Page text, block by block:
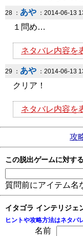
28 ： あや ：2014-06-13
１問め…
ネタバレ内容を
29 ： あや ：2014-06-13
クリア！
ネタバレ内容を
攻
この脱出ゲームに対す
質問前にアイテム名
イタゴラ インテリジェ
ヒントや攻略方法はネタバ
名前